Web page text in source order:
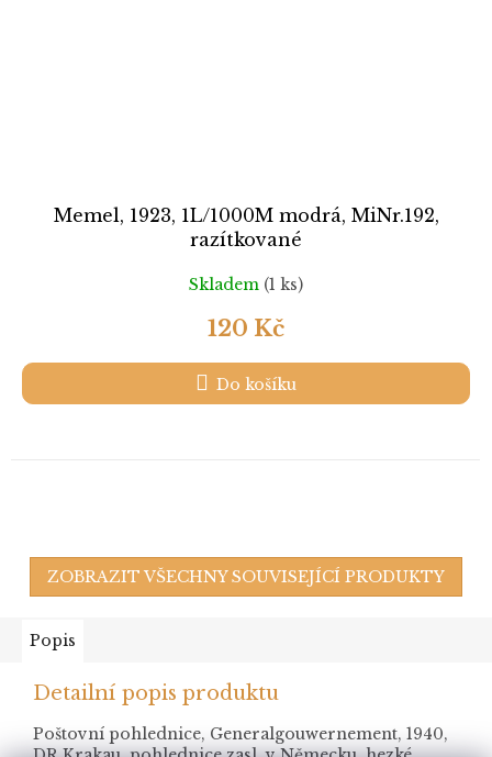
Memel, 1923, 1L/1000M modrá, MiNr.192,
razítkované
Skladem (1 ks)
120 Kč
Do košíku
ZOBRAZIT VŠECHNY SOUVISEJÍCÍ PRODUKTY
Popis
Detailní popis produktu
Poštovní pohlednice, Generalgouwernement, 1940,